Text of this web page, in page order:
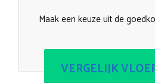
Maak een keuze uit de
VERGELIJK